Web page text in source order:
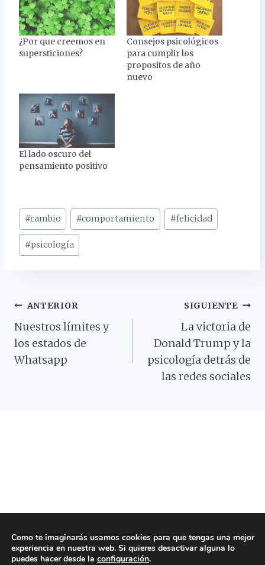
¿Por que creemos en
supersticiones?
Consejos psicológicos
para cumplir los
propositos de año
nuevo
El lado oscuro del
pensamiento positivo
Etiquetas
de
la
#cambio #comportamiento #felicidad
#psicología
Navegación
De
Entradas
ANTERIOR
Nuestros límites y
los estados de
Whatsapp
SIGUIENTE
La victoria de
Donald Trump y la
psicología detrás de
las redes sociales
© 2026 Psicología para Todos - Tema para
Como te imaginarás usamos cookies para que tengas una mejor
experiencia en nuestra web. Si quieres desactivar alguna lo
puedes hacer desde la configuración.